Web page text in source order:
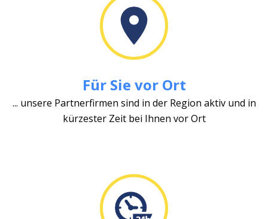
Für Sie vor Ort
... unsere Partnerfirmen sind in der Region aktiv und in
kürzester Zeit bei Ihnen vor Ort